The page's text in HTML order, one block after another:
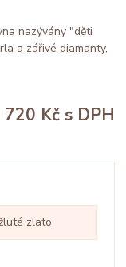
nazývány "děti
a zářivé diamanty,
720 Kč s DPH
zlato